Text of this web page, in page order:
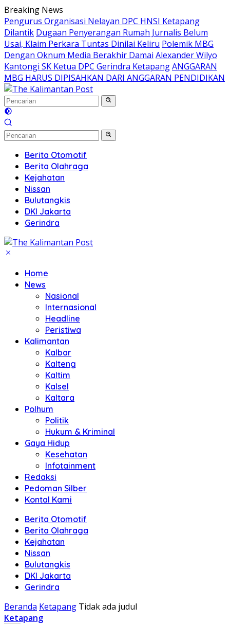
Langsung
ke
konten
Breaking News
Pengurus Organisasi Nelayan DPC HNSI Ketapang
Dilantik Dugaan Penyerangan Rumah Jurnalis Belum
Usai, Klaim Perkara Tuntas Dinilai Keliru Polemik MBG
Dengan Oknum Media Berakhir Damai Alexander Wilyo
Kantongi SK Ketua DPC Gerindra KetapangANGGARAN
MBG HARUS DIPISAHKAN DARI ANGGARAN PENDIDIKAN
Berita Otomotif
Berita Olahraga
Kejahatan
Nissan
Bulutangkis
DKI Jakarta
Gerindra
Home
News
Nasional
Internasional
Headline
Peristiwa
Kalimantan
Kalbar
Kalteng
Kaltim
Kalsel
Kaltara
Polhum
Politik
Hukum & Kriminal
Gaya Hidup
Kesehatan
Infotainment
Redaksi
Pedoman Silber
Kontal Kami
Berita Otomotif
Berita Olahraga
Kejahatan
Nissan
Bulutangkis
DKI Jakarta
Gerindra
Beranda Ketapang Tidak ada judul
Ketapang